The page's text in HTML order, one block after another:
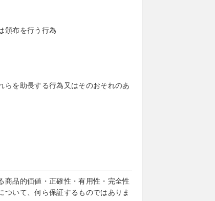
頒布を行う行為
らを助長する行為又はそのおそれのあ
商品的価値・正確性・有用性・完全性
いて、何ら保証するものではありま